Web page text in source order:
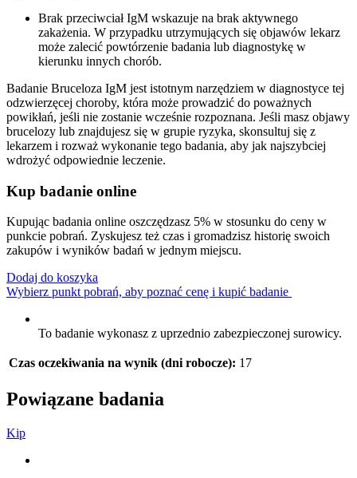
Brak przeciwciał IgM wskazuje na brak aktywnego
zakażenia. W przypadku utrzymujących się objawów lekarz
może zalecić powtórzenie badania lub diagnostykę w
kierunku innych chorób.
Badanie Bruceloza IgM jest istotnym narzędziem w diagnostyce tej
odzwierzęcej choroby, która może prowadzić do poważnych
powikłań, jeśli nie zostanie wcześnie rozpoznana. Jeśli masz objawy
brucelozy lub znajdujesz się w grupie ryzyka, skonsultuj się z
lekarzem i rozważ wykonanie tego badania, aby jak najszybciej
wdrożyć odpowiednie leczenie.
Kup badanie online
Kupując badania online oszczędzasz 5% w stosunku do ceny w
punkcie pobrań. Zyskujesz też czas i gromadzisz historię swoich
zakupów i wyników badań w jednym miejscu.
Dodaj do koszyka
Wybierz punkt pobrań, aby poznać cenę i kupić badanie
To badanie wykonasz z uprzednio zabezpieczonej surowicy.
Czas oczekiwania na wynik (dni robocze): 17
Powiązane badania
Kip